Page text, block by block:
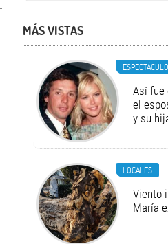
MÁS VISTAS
ESPECTÁCULO
Así fue
el
y su
LOCALES
Viento
María